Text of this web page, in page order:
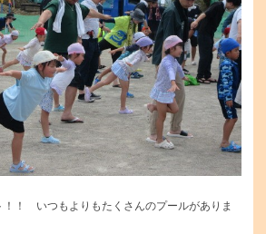
！！ いつもよりもたくさんのプールがありま